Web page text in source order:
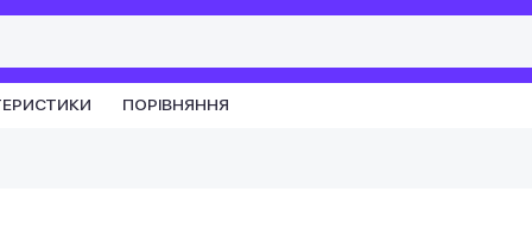
ПОРІВНЯННЯ